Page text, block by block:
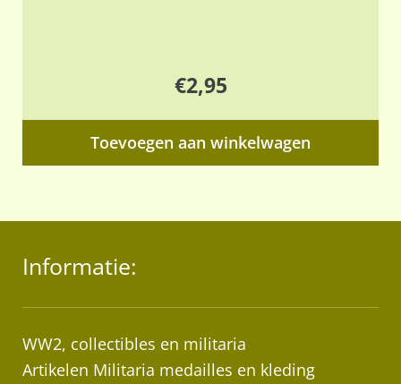
€2,95
Toevoegen aan winkelwagen
Informatie:
WW2, collectibles en militaria
Artikelen Militaria medailles en kleding